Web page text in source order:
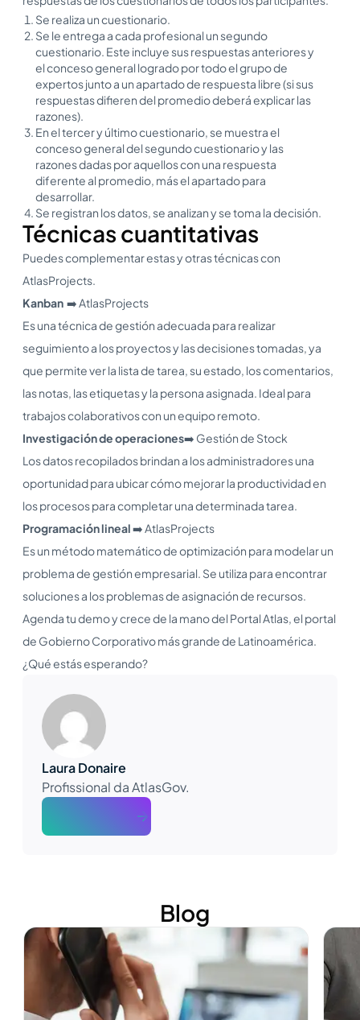
Se realiza un cuestionario.
Se le entrega a cada profesional un segundo
cuestionario. Este incluye sus respuestas anteriores y
el conceso general logrado por todo el grupo de
expertos junto a un apartado de respuesta libre (si sus
respuestas difieren del promedio deberá explicar las
razones).
En el tercer y último cuestionario, se muestra el
conceso general del segundo cuestionario y las
razones dadas por aquellos con una respuesta
diferente al promedio, más el apartado para
desarrollar.
Se registran los datos, se analizan y se toma la decisión.
Técnicas cuantitativas
Puedes complementar estas y otras técnicas con
AtlasProjects.
Kanban ➡️ AtlasProjects
Es una técnica de gestión adecuada para realizar
seguimiento a los proyectos y las decisiones tomadas, ya
que permite ver la lista de tarea, su estado, los comentarios,
las notas, las etiquetas y la persona asignada. Ideal para
trabajos colaborativos con un equipo remoto.
Investigación de operaciones➡️ Gestión de Stock
Los datos recopilados brindan a los administradores una
oportunidad para ubicar cómo mejorar la productividad en
los procesos para completar una determinada tarea.
Programación lineal➡️ AtlasProjects
Es un método matemático de optimización para modelar un
problema de gestión empresarial. Se utiliza para encontrar
soluciones a los problemas de asignación de recursos.
Agenda tu demo y crece de la mano del Portal Atlas, el portal
de Gobierno Corporativo más grande de Latinoamérica.
¿Qué estás esperando?
Laura Donaire
Profissional da AtlasGov.
Blog
Ver más Ver